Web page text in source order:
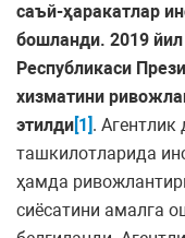
саъй-ҳаракатлар
бошланди. 2019
Республикаси
хизматини
этилди[1]. Агентлик
ташкилотларида
ҳамда
сиёсатини амалга